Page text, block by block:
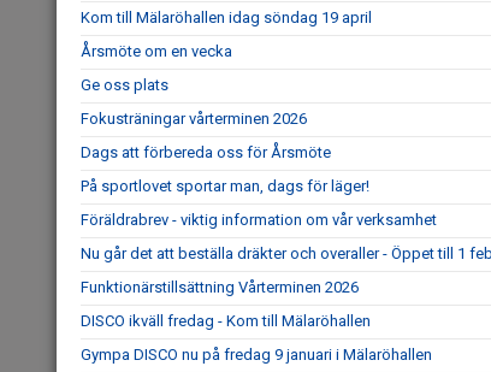
Kom till Mälaröhallen idag söndag 19 april
Årsmöte om en vecka
Ge oss plats
Fokusträningar vårterminen 2026
Dags att förbereda oss för Årsmöte
På sportlovet sportar man, dags för läger!
Föräldrabrev - viktig information om vår verksamhet
Nu går det att beställa dräkter och overaller - Öppet till 1
Funktionärstillsättning Vårterminen 2026
DISCO ikväll fredag - Kom till Mälaröhallen
Gympa DISCO nu på fredag 9 januari i Mälaröhallen